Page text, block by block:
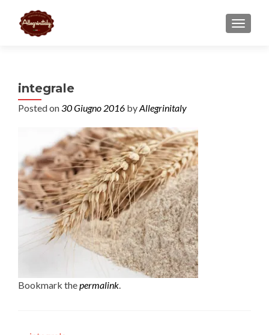
integrale
Posted on30 Giugno 2016 byAllegrinitaly
Bookmark thepermalink.